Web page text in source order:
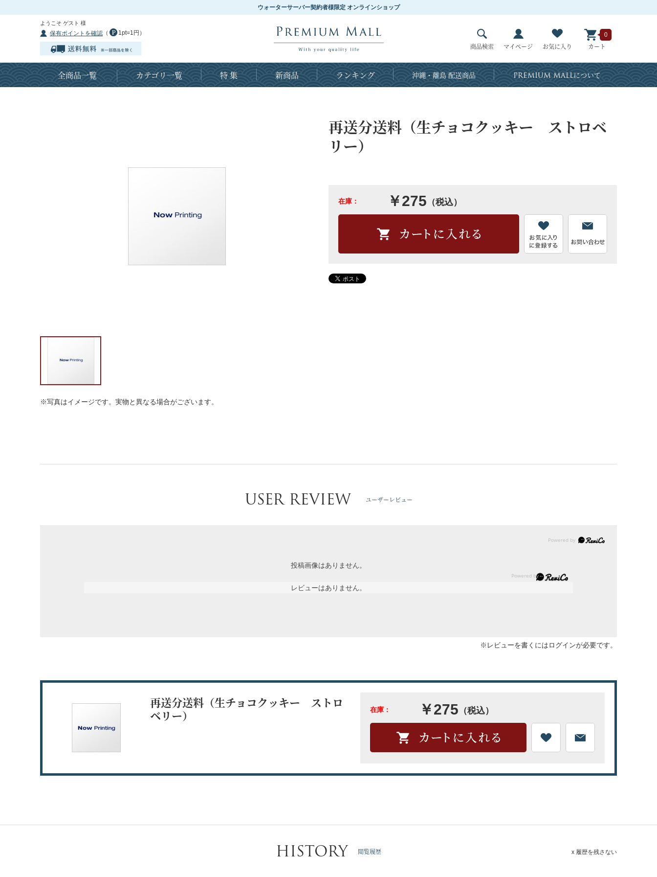
ウォーターサーバー契約者様限定 オンラインショップ
ようこそ ゲスト 様
保有ポイントを確認 （ 1pt=1円）
商品検索 マイページ お気に入り カート
0
全商品一覧 カテゴリ一覧 特 集 新商品 ランキング 沖縄・離島 配送商品 PREMIUM MALLについて
※写真はイメージです。実物と異なる場合がございます。
再送分送料（生チョコクッキー ストロベ
リー）
在庫： ￥275 （税込）
USER REVIEW ユーザーレビュー
投稿画像はありません。
レビューはありません。
※レビューを書くにはログインが必要です。
再送分送料（生チョコクッキー ストロ
ベリー）
在庫： ￥275 （税込）
HISTORY 閲覧履歴 x 履歴を残さない